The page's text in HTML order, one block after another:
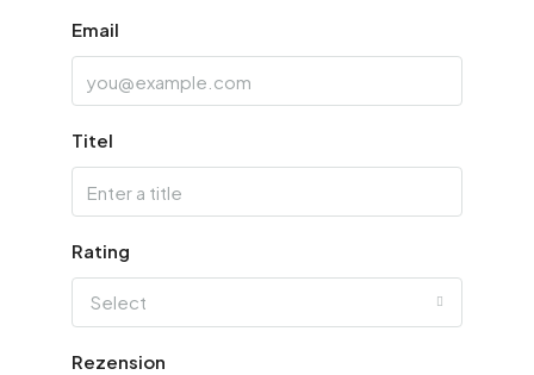
Email
Titel
Rating
Select
Rezension